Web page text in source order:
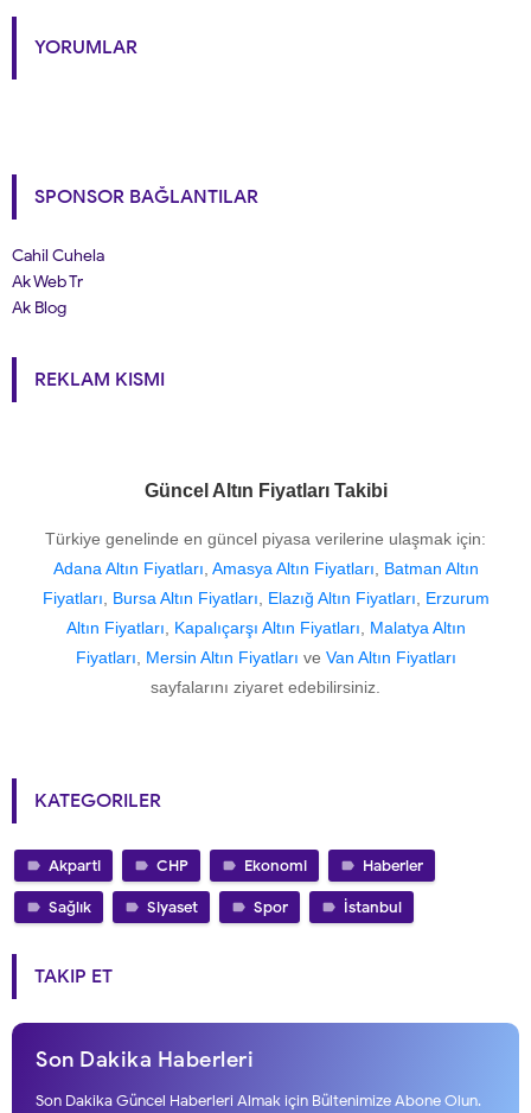
YORUMLAR
SPONSOR BAĞLANTILAR
Cahil Cuhela
Ak Web Tr
Ak Blog
REKLAM KISMI
Güncel Altın Fiyatları Takibi
Türkiye genelinde en güncel piyasa verilerine ulaşmak için:
Adana Altın Fiyatları Amasya Altın Fiyatları
Batman Altın
Fiyatları
Bursa Altın Fiyatları Elazığ Altın Fiyatları
Erzurum
Altın Fiyatları
Kapalıçarşı Altın Fiyatları
Malatya Altın
Fiyatları
Mersin Altın Fiyatları ve Van Altın Fiyatları
sayfalarını ziyaret edebilirsiniz.
KATEGORILER
Akparti CHP Ekonomi Haberler
Sağlık Siyaset Spor İstanbul
TAKIP ET
Son Dakika Haberleri
Son Dakika Güncel Haberleri Almak için Bültenimize Abone Olun.